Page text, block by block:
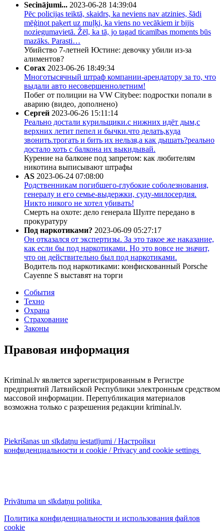
Secinājumi... 2023-06-28 14:39:04
Pēc policijas teiktā, skaidrs, ka neviens nav atzinies, šādi
mēģinot paķert uz muļķi, ka viens no vecākiem ir bijis
noziegumavietā. Žēl, ka tā, jo tagad ticamības moments būs
mazāks. Parasti…
Убийство 7-летней Юстине: девочку убили из-за
алиментов?
Corax 2023-06-26 18:49:34
Многотысячный штраф компании-арендатору за то, что
выдали авто несовершеннолетним!
Побег от полиции на VW Citybee: подростки попали в
аварию (видео, дополнено)
Сергей 2023-06-26 15:11:14
Реально достали курильщики.с нижних идёт дым,с
верхних летит пепел и бычки.что делать,куда
звонить.трогать и бить их нельзя,а как дышать?реально
достало хоть с балкона их выкидывай.
Курение на балконе под запретом: как любителям
никотина выписывают штрафы
AS 2023-06-24 07:08:00
Родственникам погибшего-глубокие соболезнования,
генералу и его семье-выдержки, суду-милосердия.
Никто никого не хотел убивать!
Смерть на охоте: дело генерала Шулте передано в
прокуратуру
Под наркотиками? 2023-06-09 05:27:17
Он отказался от экспертизы. За это такое же наказание,
как если бы под наркотиками. Но это вовсе не значит,
что он действительно был под наркотиками.
Водитель под наркотиками: конфискованный Porsche
Cayenne S выставят на торги
События
Техно
Охрана
Страхование
Законы
Правовая информация
Kriminal.lv является зарегистрированным в Регистре
предприятий Латвийской Республики электронным средством
массовой информации. Перепубликация материалов
возможна только с разрешения редакции kriminal.lv.
Piekrišanas un sīkdatņu iestatījumi / Настройки
конфиденциальности и cookie / Privacy and cookie settings
Privātuma un sīkdatņu politika
Политика конфиденциальности и использования файлов
cookie